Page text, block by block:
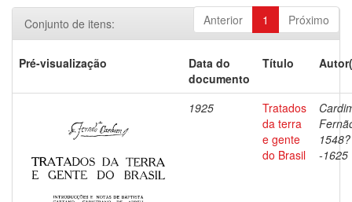
Anterior 1 Próximo
Conjunto de itens:
Pré-visualização
Data do
documento
Título
1925
Tratados
da terra
e gente
do Brasil
1548?
-1625